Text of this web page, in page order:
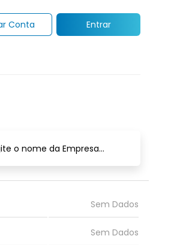
Conta Entrar
o nome da Empresa...